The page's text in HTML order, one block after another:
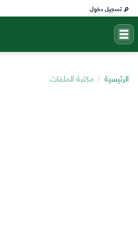
تسجيل دخول
الرئيسية مكتبة الملفات